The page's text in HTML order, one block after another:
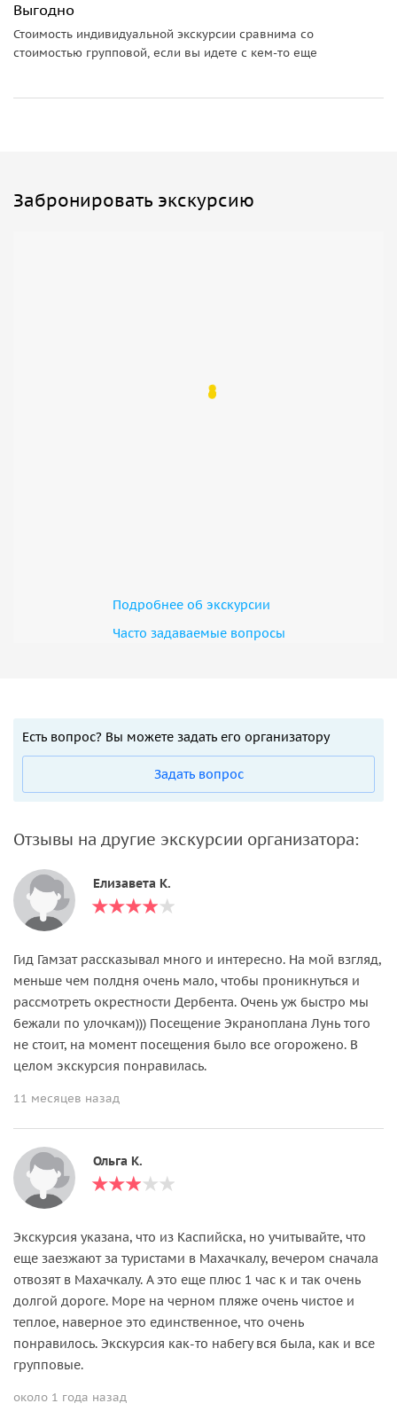
Выгодно
Стоимость индивидуальной экскурсии сравнима со
стоимостью групповой, если вы идете с кем-то еще
Забронировать экскурсию
Подробнее об экскурсии
Часто задаваемые вопросы
Есть вопрос? Вы можете задать его организатору
Задать вопрос
Отзывы на другие экскурсии организатора:
Елизавета К.
Гид Гамзат рассказывал много и интересно. На мой взгляд,
меньше чем полдня очень мало, чтобы проникнуться и
рассмотреть окрестности Дербента. Очень уж быстро мы
бежали по улочкам))) Посещение Экраноплана Лунь того
не стоит, на момент посещения было все огорожено. В
целом экскурсия понравилась.
11 месяцев назад
Ольга К.
Экскурсия указана, что из Каспийска, но учитывайте, что
еще заезжают за туристами в Махачкалу, вечером сначала
отвозят в Махачкалу. А это еще плюс 1 час к и так очень
долгой дороге. Море на черном пляже очень чистое и
теплое, наверное это единственное, что очень
понравилось. Экскурсия как-то набегу вся была, как и все
групповые.
около 1 года назад